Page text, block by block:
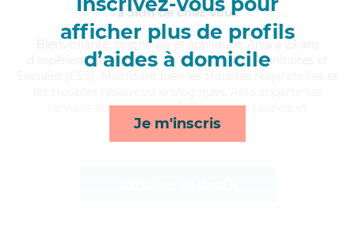
afficher plus de profils
d’aides à domicile
Je m'inscris
à 5km de chez Vous
, soigneuse et appliquée, Ania a 23 ans
d'expérience et possède un BEP Carrières Sanitaires et
services de compagnie/loisirs, repas, rappels et
lessive/repassage*